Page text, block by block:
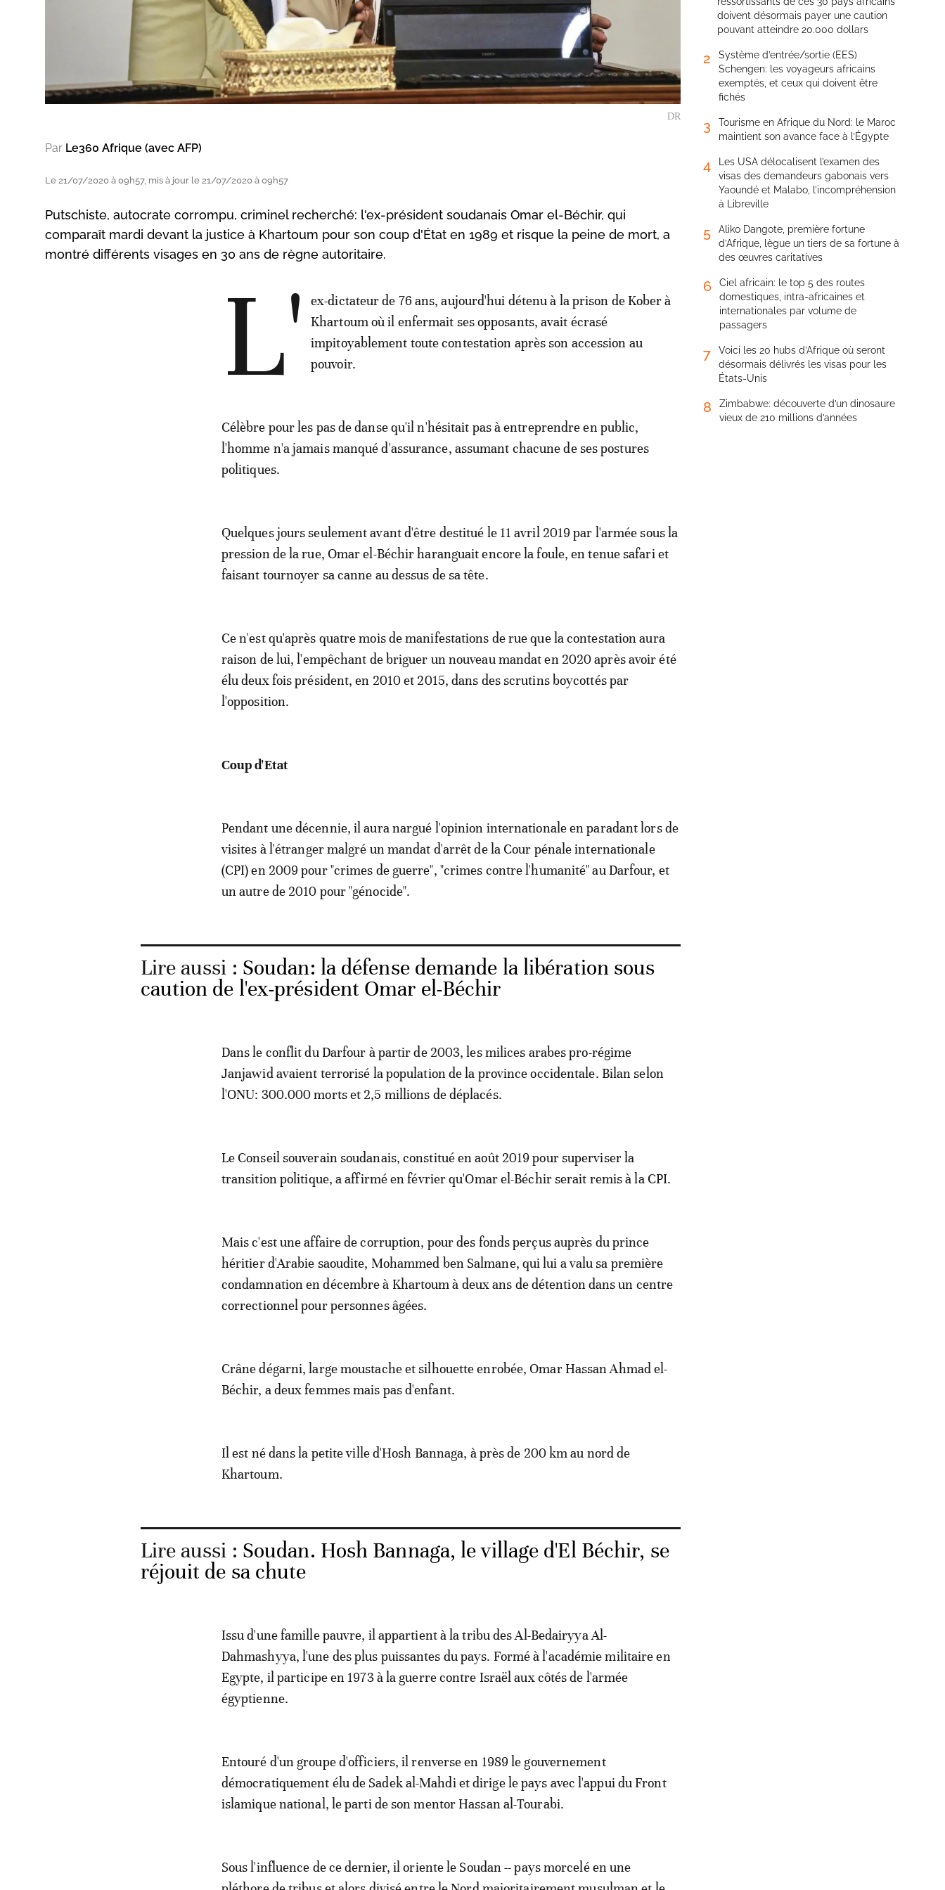
DR
Par Le360 Afrique (avec AFP)
Le 21/07/2020 à 09h57, mis à jour le 21/07/2020 à 09h57
Putschiste, autocrate corrompu, criminel recherché: l'ex-président soudanais Omar el-Béchir, qui
comparaît mardi devant la justice à Khartoum pour son coup d'État en 1989 et risque la peine de mort, a
montré différents visages en 30 ans de règne autoritaire.
L'
ex-dictateur de 76 ans, aujourd'hui détenu à la prison de Kober à
Khartoum où il enfermait ses opposants, avait écrasé
impitoyablement toute contestation après son accession au
pouvoir.
Célèbre pour les pas de danse qu'il n'hésitait pas à entreprendre en public,
l'homme n'a jamais manqué d'assurance, assumant chacune de ses postures
politiques.
Quelques jours seulement avant d'être destitué le 11 avril 2019 par l'armée sous la
pression de la rue, Omar el-Béchir haranguait encore la foule, en tenue safari et
faisant tournoyer sa canne au dessus de sa tête.
Ce n'est qu'après quatre mois de manifestations de rue que la contestation aura
raison de lui, l'empêchant de briguer un nouveau mandat en 2020 après avoir été
élu deux fois président, en 2010 et 2015, dans des scrutins boycottés par
l'opposition.
Coup d'Etat
Pendant une décennie, il aura nargué l'opinion internationale en paradant lors de
visites à l'étranger malgré un mandat d'arrêt de la Cour pénale internationale
(CPI) en 2009 pour "crimes de guerre", "crimes contre l'humanité" au Darfour, et
un autre de 2010 pour "génocide".
Lire aussi : Soudan: la défense demande la libération sous
caution de l'ex-président Omar el-Béchir
Dans le conflit du Darfour à partir de 2003, les milices arabes pro-régime
Janjawid avaient terrorisé la population de la province occidentale. Bilan selon
l'ONU: 300.000 morts et 2,5 millions de déplacés.
Le Conseil souverain soudanais, constitué en août 2019 pour superviser la
transition politique, a affirmé en février qu'Omar el-Béchir serait remis à la CPI.
Mais c'est une affaire de corruption, pour des fonds perçus auprès du prince
héritier d'Arabie saoudite, Mohammed ben Salmane, qui lui a valu sa première
condamnation en décembre à Khartoum à deux ans de détention dans un centre
correctionnel pour personnes âgées.
Crâne dégarni, large moustache et silhouette enrobée, Omar Hassan Ahmad el-
Béchir, a deux femmes mais pas d'enfant.
Il est né dans la petite ville d'Hosh Bannaga, à près de 200 km au nord de
Khartoum.
Lire aussi : Soudan. Hosh Bannaga, le village d'El Béchir, se
réjouit de sa chute
Issu d'une famille pauvre, il appartient à la tribu des Al-Bedairyya Al-
Dahmashyya, l'une des plus puissantes du pays. Formé à l'académie militaire en
Egypte, il participe en 1973 à la guerre contre Israël aux côtés de l'armée
égyptienne.
Entouré d'un groupe d'officiers, il renverse en 1989 le gouvernement
démocratiquement élu de Sadek al-Mahdi et dirige le pays avec l'appui du Front
islamique national, le parti de son mentor Hassan al-Tourabi.
Sous l'influence de ce dernier, il oriente le Soudan -- pays morcelé en une
doivent désormais payer une caution
pouvant atteindre 20.000 dollars
2
Système d’entrée/sortie (EES)
Schengen: les voyageurs africains
exemptés, et ceux qui doivent être
fichés
3
Tourisme en Afrique du Nord: le Maroc
maintient son avance face à l’Égypte
4
Les USA délocalisent l’examen des
visas des demandeurs gabonais vers
Yaoundé et Malabo, l’incompréhension
à Libreville
5
Aliko Dangote, première fortune
d’Afrique, lègue un tiers de sa fortune à
des œuvres caritatives
6
Ciel africain: le top 5 des routes
domestiques, intra-africaines et
internationales par volume de
passagers
7
Voici les 20 hubs d’Afrique où seront
désormais délivrés les visas pour les
États-Unis
8
Zimbabwe: découverte d’un dinosaure
vieux de 210 millions d’années